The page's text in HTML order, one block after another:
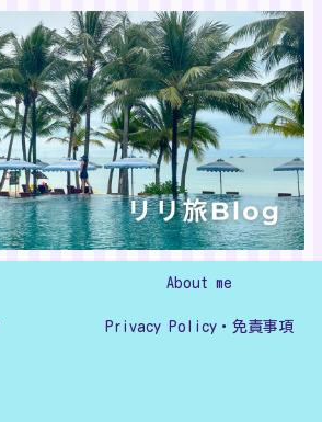
About me
Privacy Policy・免責事項